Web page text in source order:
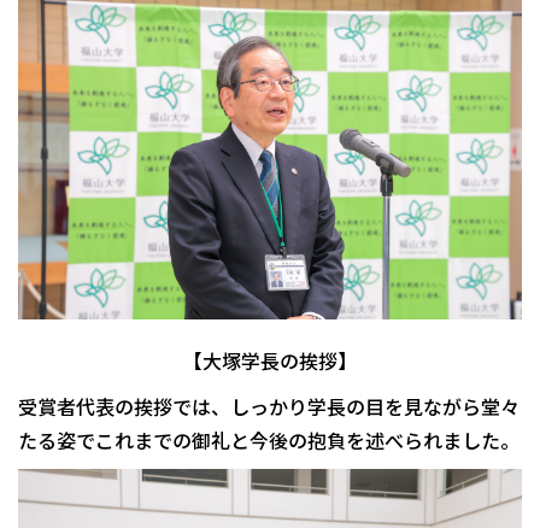
【大塚学長の挨拶】
受賞者代表の挨拶では、しっかり学長の目を見ながら堂々
たる姿でこれまでの御礼と今後の抱負を述べられました。